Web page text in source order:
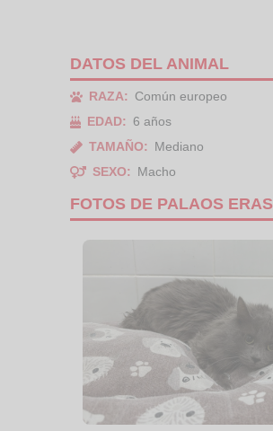
DATOS DEL ANIMAL
RAZA:
Común europeo
EDAD:
6 años
TAMAÑO:
Mediano
SEXO:
Macho
FOTOS DE PALAOS ERAS